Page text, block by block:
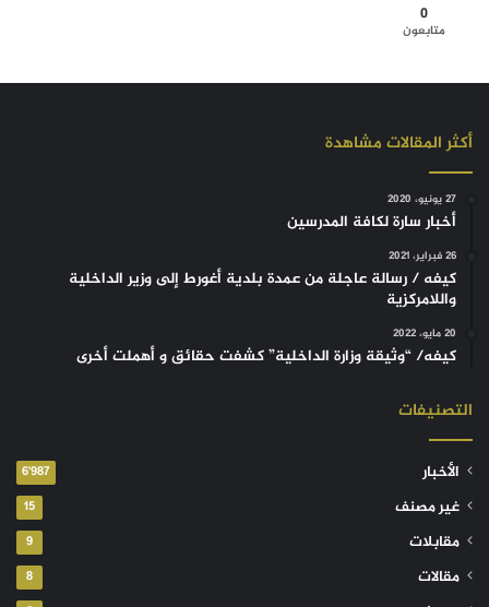
0
متابعون
أكثر المقالات مشاهدة
27 يونيو، 2020
أخبار سارة لكافة المدرسين
26 فبراير، 2021
كيفه / رسالة عاجلة من عمدة بلدية أغورط إلى وزير الداخلية
واللامركزية
20 مايو، 2022
كيفه/ “وثيقة وزارة الداخلية” كشفت حقائق و أهملت أخرى
التصنيفات
الأخبار 6٬987
غير مصنف 15
مقابلات 9
مقالات 8